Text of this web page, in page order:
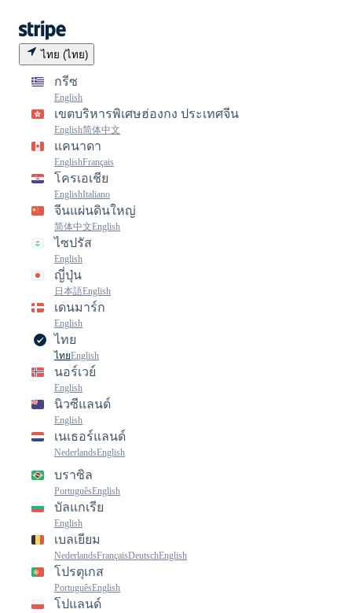
ไทย (ไทย)
กรีซ
English
เขตบริหารพิเศษฮ่องกง ประเทศจีน
English简体中文
แคนาดา
EnglishFrançais
โครเอเชีย
EnglishItaliano
จีนแผ่นดินใหญ่
简体中文English
ไซปรัส
English
ญี่ปุ่น
日本語English
เดนมาร์ก
English
ไทย
ไทยEnglish
นอร์เวย์
English
นิวซีแลนด์
English
เนเธอร์แลนด์
NederlandsEnglish
บราซิล
PortuguêsEnglish
บัลแกเรีย
English
เบลเยียม
NederlandsFrançaisDeutschEnglish
โปรตุเกส
PortuguêsEnglish
โปแลนด์